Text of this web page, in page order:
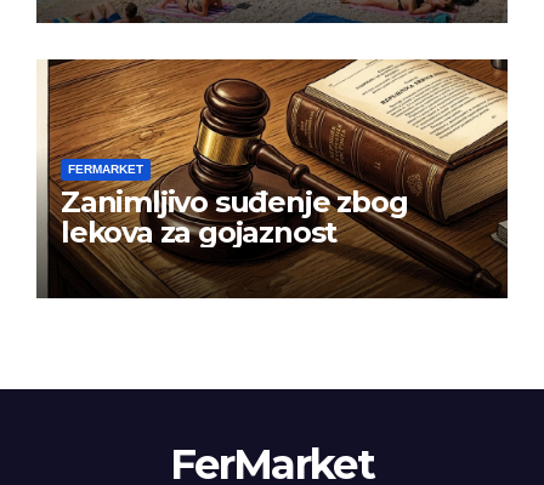
FERMARKET
Zanimljivo suđenje zbog
lekova za gojaznost
FerMarket